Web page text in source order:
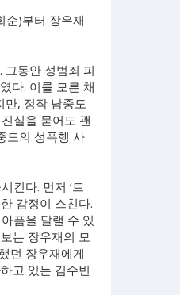
순)부터 장우재
동안 성범죄 피
다. 이를 모른 채
만, 정작 남중도
실을 묻어도 괜
도의 성폭행 사
킨다. 먼저 ‘트
감정이 스친다.
픔을 달랠 수 있
는 장우재의 모
던 장우재에게
고 있는 김수빈